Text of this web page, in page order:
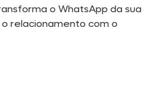
o WhatsApp da sua
relacionamento com o